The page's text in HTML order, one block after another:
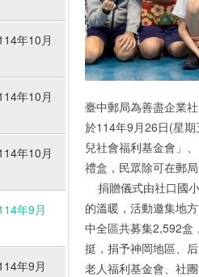
年10月
年10月
年10月
年9月
年9月
臺中郵局為善盡企業
於114年9月26日(星
兒社會福利基金會」
禮盒，民眾除可在郵
捐贈儀式由社口國
的溫暖，活動邀集地
中全區共募集2,592盒
挺，捐予神岡地區、
老人福利基金會、社